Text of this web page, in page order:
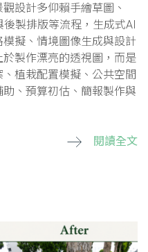
設計多仰賴手繪草圖、
後製排版等流程，生成式AI
擬、情境圖像生成與設計
製作漂亮的透視圖，而是
植栽配置模擬、公共空間
、預算初估、簡報製作與
閱讀全文